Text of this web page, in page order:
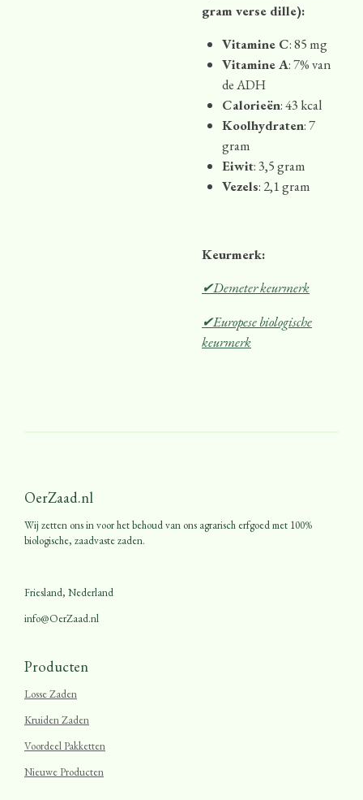
gram verse dille):
Vitamine C: 85 mg
Vitamine A: 7% van
de ADH
Calorieën: 43 kcal
Koolhydraten: 7
gram
Eiwit: 3,5 gram
Vezels: 2,1 gram
Keurmerk:
✔Demeter keurmerk
✔Europese biologische
keurmerk
OerZaad.nl
Wij zetten ons in voor het behoud van ons agrarisch erfgoed met 100%
biologische, zaadvaste zaden.
Friesland, Nederland
info@OerZaad.nl
Producten
Losse Zaden
Kruiden Zaden
Voordeel Pakketten
Nieuwe Producten